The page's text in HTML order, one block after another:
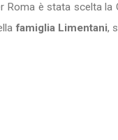
è stata scelta la
famiglia Limentani,